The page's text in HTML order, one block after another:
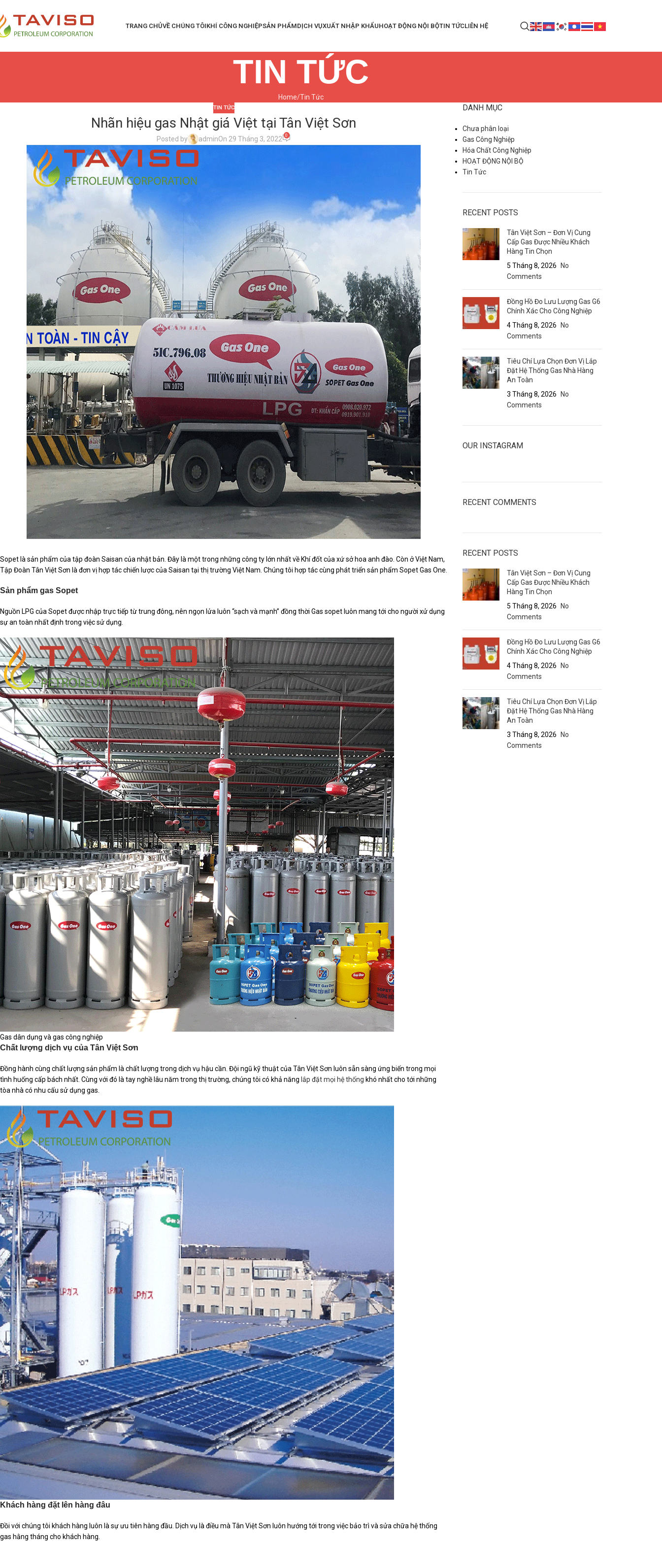
TRANG CHỦVỀ CHÚNG TÔIKHÍ CÔNG NGHIỆPSẢN PHẨMDỊCH VỤXUẤT NHẬP KHẨUHOẠT ĐỘNG NỘI BỘTIN TỨCLIÊN HỆ
TIN TỨC
Home Tin Tức
TIN TỨC
Nhãn hiệu gas Nhật giá Việt tại Tân Việt Sơn
Posted by adminOn 29 Tháng 3, 2022 0
Sopet là sản phẩm của tập đoàn Saisan của nhật bản. Đây là một trong những công ty lớn nhất về Khí đốt của xứ sở hoa anh đào. Còn ở Việt Nam,
Tập Đoàn Tân Việt Sơn là đơn vị hợp tác chiến lược của Saisan tại thị trường Việt Nam. Chúng tôi hợp tác cùng phát triển sản phẩm Sopet Gas One.
Sản phẩm gas Sopet
Nguồn LPG của Sopet được nhập trực tiếp từ trung đông, nên ngọn lửa luôn “sạch và mạnh” đồng thời Gas sopet luôn mang tới cho người xử dụng
sự an toàn nhất định trong việc sử dụng.
Gas dân dụng và gas công nghiệp
Chất lượng dịch vụ của Tân Việt Sơn
Đồng hành cùng chất lượng sản phẩm là chất lượng trong dịch vụ hậu cần. Đội ngũ kỹ thuật của Tân Việt Sơn luôn sẵn sàng ứng biến trong mọi
tình huống cấp bách nhất. Cùng với đó là tay nghề lâu năm trong thị trường, chúng tôi có khả năng lắp đặt mọi hệ thống khó nhất cho tới những
tòa nhà có nhu cấu sử dụng gas.
Khách hàng đặt lên hàng đâu
Đồi với chúng tôi khách hàng luôn là sự ưu tiên hàng đầu. Dịch vụ là điều mà Tân Việt Sơn luôn hướng tới trong việc bảo trì và sửa chữa hệ thống
gas hằng tháng cho khách hàng.
DANH MỤC
Chưa phân loại
Gas Công Nghiệp
Hóa Chất Công Nghiệp
HOẠT ĐỘNG NỘI BỘ
Tin Tức
RECENT POSTS
Tân Việt Sơn – Đơn Vị Cung
Cấp Gas Được Nhiều Khách
Hàng Tin Chọn
5 Tháng 8, 2026
No
Comments
Đồng Hồ Đo Lưu Lượng Gas G6
Chính Xác Cho Công Nghiệp
4 Tháng 8, 2026
No
Comments
Tiêu Chí Lựa Chọn Đơn Vị Lắp
Đặt Hệ Thống Gas Nhà Hàng
An Toàn
3 Tháng 8, 2026
No
Comments
OUR INSTAGRAM
RECENT COMMENTS
RECENT POSTS
Tân Việt Sơn – Đơn Vị Cung
Cấp Gas Được Nhiều Khách
Hàng Tin Chọn
5 Tháng 8, 2026
No
Comments
Đồng Hồ Đo Lưu Lượng Gas G6
Chính Xác Cho Công Nghiệp
4 Tháng 8, 2026
No
Comments
Tiêu Chí Lựa Chọn Đơn Vị Lắp
Đặt Hệ Thống Gas Nhà Hàng
An Toàn
3 Tháng 8, 2026
No
Comments